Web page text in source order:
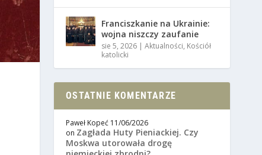
Franciszkanie na Ukrainie:
wojna niszczy zaufanie
sie 5, 2026 |Aktualności, Kościół
katolicki
OSTATNIE KOMENTARZE
Paweł Kopeć 11/06/2026
on Zagłada Huty Pieniackiej. Czy
Moskwa utorowała drogę